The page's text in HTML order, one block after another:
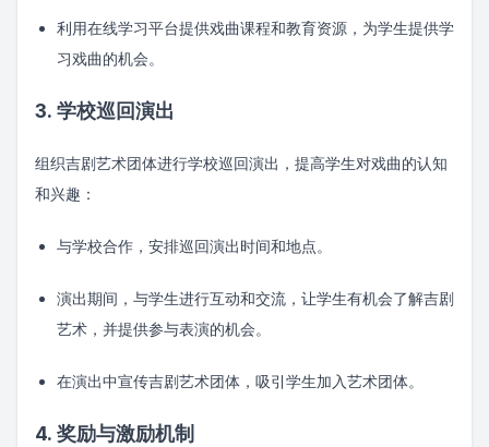
利用在线学习平台提供戏曲课程和教育资源，为学生提供学
习戏曲的机会。
3. 学校巡回演出
组织吉剧艺术团体进行学校巡回演出，提高学生对戏曲的认知
和兴趣：
与学校合作，安排巡回演出时间和地点。
演出期间，与学生进行互动和交流，让学生有机会了解吉剧
艺术，并提供参与表演的机会。
在演出中宣传吉剧艺术团体，吸引学生加入艺术团体。
4. 奖励与激励机制